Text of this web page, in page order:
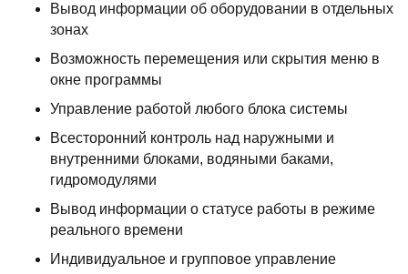
Вывод информации об оборудовании в отдельных
зонах
Возможность перемещения или скрытия меню в
окне программы
Управление работой любого блока системы
Всесторонний контроль над наружными и
внутренними блоками, водяными баками,
гидромодулями
Вывод информации о статусе работы в режиме
реального времени
Индивидуальное и групповое управление